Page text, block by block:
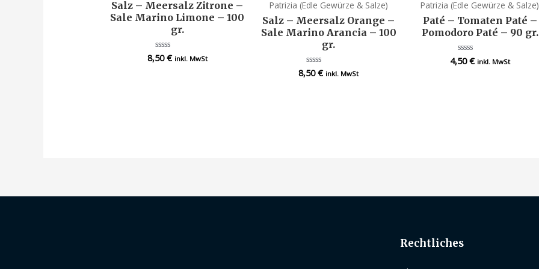
Salz – Meersalz Zitrone –
Sale Marino Limone – 100
gr.
Bewertet
8,50€ inkl. MwSt
Patrizia (Edle Gewürze & Salze)
Salz – Meersalz Orange –
Sale Marino Arancia – 100
gr.
Bewertet
8,50€ inkl. MwSt
Patrizia (Edle Gewürze & Salze)
Paté – Tomaten Paté –
Pomodoro Paté – 90 gr.
Bewertet
4,50€ inkl. MwSt
Rechtliches